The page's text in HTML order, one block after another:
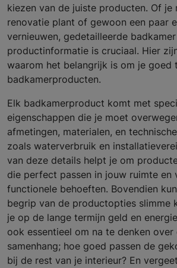
kiezen van de juiste producten. Of je
renovatie plant of gewoon een paar
vernieuwen, gedetailleerde badkamer
productinformatie is cruciaal. Hier
waarom het belangrijk is om je goed
badkamerproducten.
Elk badkamerproduct komt met
eigenschappen die je moet
afmetingen, materialen, en
zoals waterverbruik en
van deze details helpt je om
die perfect passen in jouw ruimte en
functionele behoeften. Bovendien
begrip van de productopties slimme
je op de lange termijn geld en
ook essentieel om na te denken over
samenhang; hoe goed passen de
bij de rest van je interieur? En